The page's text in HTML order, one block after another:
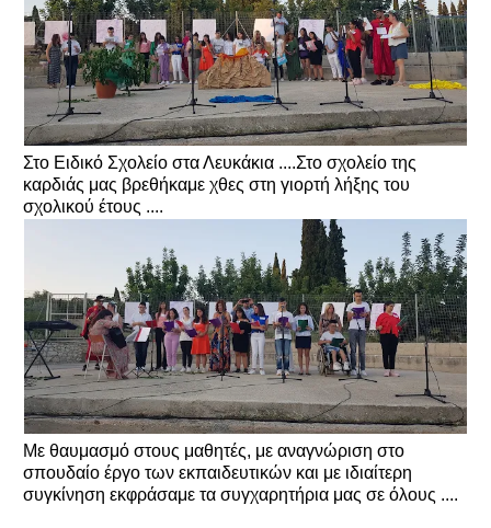
Στο Ειδικό Σχολείο στα Λευκάκια ....Στο σχολείο της
καρδιάς μας βρεθήκαμε χθες στη γιορτή λήξης του
σχολικού έτους ....
Με θαυμασμό στους μαθητές, με αναγνώριση στο
σπουδαίο έργο των εκπαιδευτικών και με ιδιαίτερη
συγκίνηση εκφράσαμε τα συγχαρητήρια μας σε όλους ....